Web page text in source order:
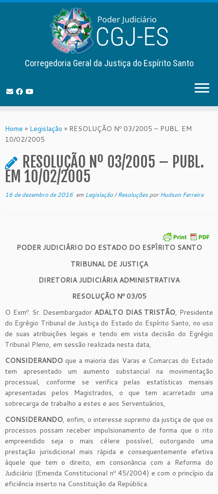
to
content
Corregedoria Geral da Justiça do Espírito Santo
Home » Legislação » RESOLUÇÃO Nº 03/2005 – PUBL. EM
10/02/2005
RESOLUÇÃO Nº 03/2005 – PUBL.
EM 10/02/2005
16 de dezembro de 2016 em Legislação/ResoluçõesporHudson Ferreira
PODER JUDICIÁRIO DO ESTADO DO ESPÍRITO SANTO
TRIBUNAL DE JUSTIÇA
DIRETORIA JUDICIÁRIA ADMINISTRATIVA
RESOLUÇÃO Nº 03/05
O Exmº. Sr. Desembargador ADALTO DIAS TRISTÃO, Presidente
do Egrégio Tribunal de Justiça do Estado do Espírito Santo, no uso
de suas atribuições legais e tendo em vista decisão do Egrégio
Tribunal Pleno, em sessão realizada nesta data,
CONSIDERANDO que a maioria das Varas e Comarcas do Estado
tem apresentado um aumento substancial na movimentação
processual, conforme se verifica pelas estatísticas mensais
apresentadas pelos Magistrados, o que tem acarretado uma
sobrecarga de trabalho a estes e aos Serventuários,
CONSIDERANDO, enfim, o interesse supremo da justiça de que os
processos possam receber impulsionamento de forma que o rito
empreendido seja o mais célere possível, outorgando uma
prestação jurisdicional mais rápida e consequentemente efetiva
àquele que tem o direito, em consonância com a Reforma do
Judiciário (Emenda Constitucional nº 45/2004) e com o princípio da
eficiência inserto na Constituição da República.